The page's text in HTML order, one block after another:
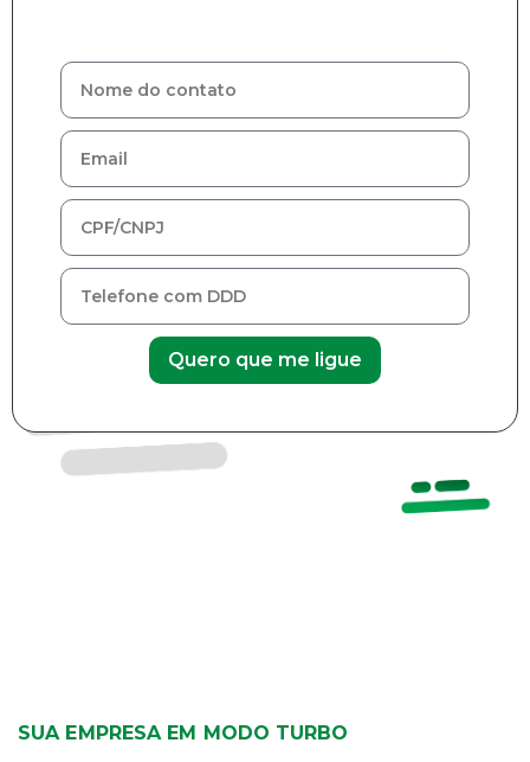
Quero que me ligue
SUA EMPRESA EM MODO TURBO